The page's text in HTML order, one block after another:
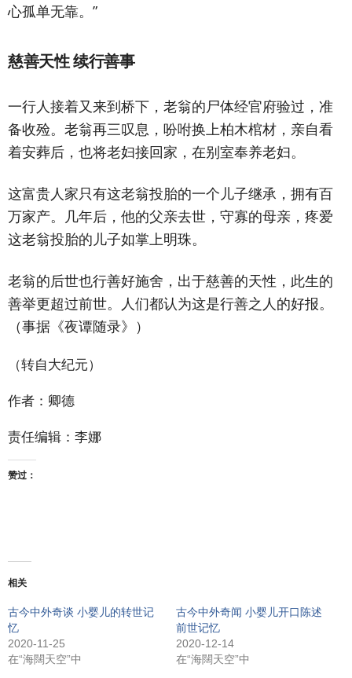
心孤单无靠。”
慈善天性 续行善事
一行人接着又来到桥下，老翁的尸体经官府验过，准
备收殓。老翁再三叹息，吩咐换上柏木棺材，亲自看
着安葬后，也将老妇接回家，在别室奉养老妇。
这富贵人家只有这老翁投胎的一个儿子继承，拥有百
万家产。几年后，他的父亲去世，守寡的母亲，疼爱
这老翁投胎的儿子如掌上明珠。
老翁的后世也行善好施舍，出于慈善的天性，此生的
善举更超过前世。人们都认为这是行善之人的好报。
（事据《夜谭随录》）
（转自大纪元）
作者：卿德
责任编辑：李娜
赞过：
相关
古今中外奇谈 小婴儿的转世记
忆
2020-11-25
在“海闊天空”中
古今中外奇闻 小婴儿开口陈述
前世记忆
2020-12-14
在“海闊天空”中